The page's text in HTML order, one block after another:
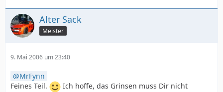
Alter Sack
Meister
9. Mai 2006 um 23:40
MrFynn
Feines Teil.
Ich hoffe, das Grinsen muss Dir nicht